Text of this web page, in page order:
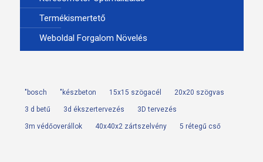
Termékismertető
Weboldal Forgalom Növelés
"bosch "készbeton 15x15 szögacél 20x20 szögvas
3 d betű 3d ékszertervezés 3D tervezés
3m védőoverállok 40x40x2 zártszelvény 5 rétegű cső